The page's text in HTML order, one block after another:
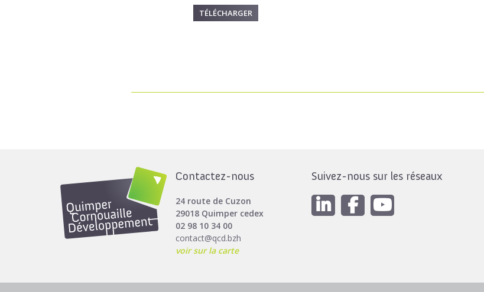
TÉLÉCHARGER
Contactez-nous
24 route de Cuzon
29018 Quimper cedex
02 98 10 34 00
contact@qcd.bzh
voir sur la carte
Suivez-nous sur les réseaux